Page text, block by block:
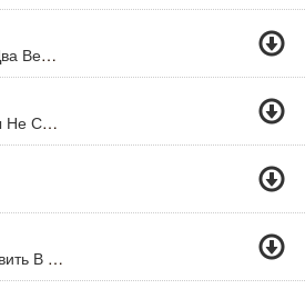
Жили У Бабуси Два Веселых Гуся
Знай, Что Ангелы Не Спят Кот
Ебой Отбой (Ставить В Конце Дискотеки))))